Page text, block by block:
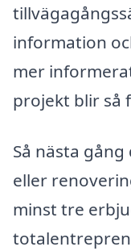
information
mer
projekt blir så
Så nästa
eller
minst tre